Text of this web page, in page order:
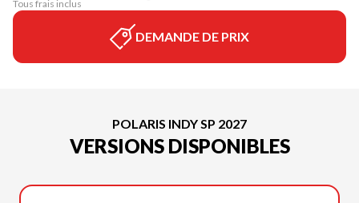
Tous frais inclus
DEMANDE DE PRIX
POLARIS INDY SP 2027
VERSIONS DISPONIBLES